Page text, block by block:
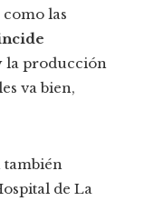
las
la producción
va bien,
también
de La